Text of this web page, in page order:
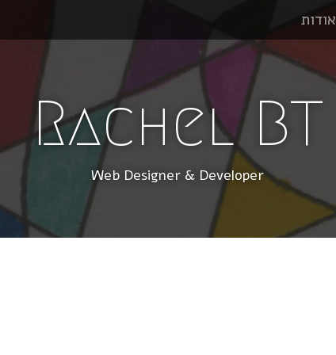
אודות
Rachel BT
Web Designer & Developer